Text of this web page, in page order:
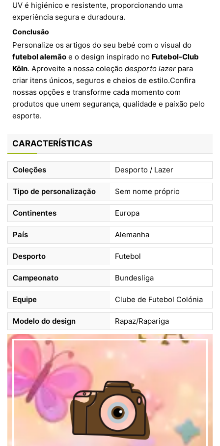
UV é higiénico e resistente, proporcionando uma
experiência segura e duradoura.
Conclusão
Personalize os artigos do seu bebé com o visual do
futebol alemão e o design inspirado no Futebol-Club
Köln. Aproveite a nossa coleção desporto lazer para
criar itens únicos, seguros e cheios de estilo.Confira
nossas opções e transforme cada momento com
produtos que unem segurança, qualidade e paixão pelo
esporte.
CARACTERÍSTICAS
Coleções Desporto / Lazer
Tipo de personalização Sem nome próprio
Continentes Europa
País Alemanha
Desporto Futebol
Campeonato Bundesliga
Equipe Clube de Futebol Colónia
Modelo do design Rapaz/Rapariga